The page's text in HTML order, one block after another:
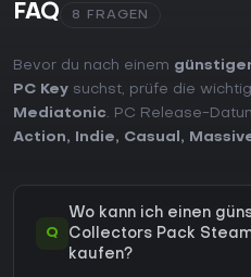
FAQ 8 FRAGEN
Bevor du nach einem
PC Key suchst, prüfe die
Mediatonic. PC Release-
Action, Indie, Casual ,
Q
Wo kann ich einen
Collectors Pack
kaufen?